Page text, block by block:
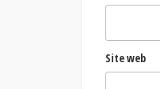
Site web